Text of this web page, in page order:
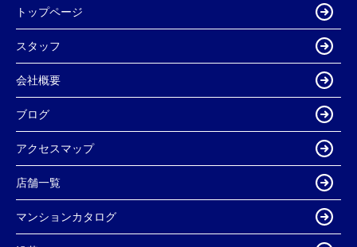
トップページ
スタッフ
会社概要
ブログ
アクセスマップ
店舗一覧
マンションカタログ